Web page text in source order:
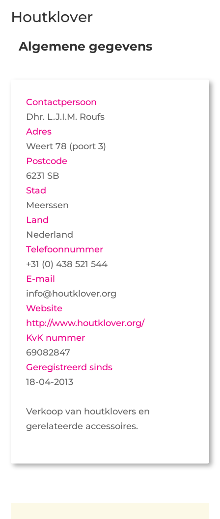
Houtklover
Algemene gegevens
Contactpersoon
Dhr. L.J.I.M. Roufs
Adres
Weert 78 (poort 3)
Postcode
6231 SB
Stad
Meerssen
Land
Nederland
Telefoonnummer
+31 (0) 438 521 544
E-mail
info@houtklover.org
Website
http://www.houtklover.org/
KvK nummer
69082847
Geregistreerd sinds
18-04-2013
Verkoop van houtklovers en
gerelateerde accessoires.